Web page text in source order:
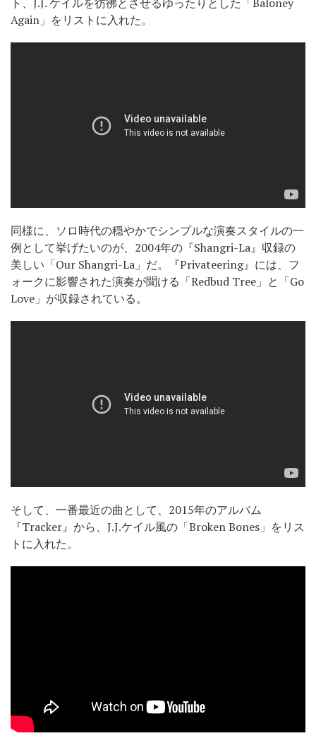
Again」をリストに入れた。
同様に、ソロ時代の穏やかでシンプルな演奏スタイルの一
例として挙げたいのが、2004年の『Shangri-La』収録の
美しい「Our Shangri-La」だ。『Privateering』には、フ
ォークに影響された演奏が聞ける「Redbud Tree」と「Go
Love」が収録されている。
そして、一番最近の曲として、2015年のアルバム
『Tracker』から、J.J.ケイル風の「Broken Bones」をリス
トに入れた。